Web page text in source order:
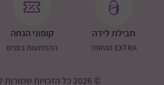
איתור מיקום בטכנולוגיית LBS (ללא GPS)
חבילת לידה
EXTRA הנחות!
קופוני הנחה
ההפתעות בפנים
© 2026 כל הזכויות שמורות לבייבי סתיו